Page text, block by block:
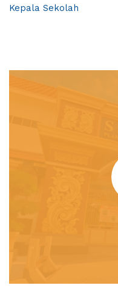
Kepala Sekolah